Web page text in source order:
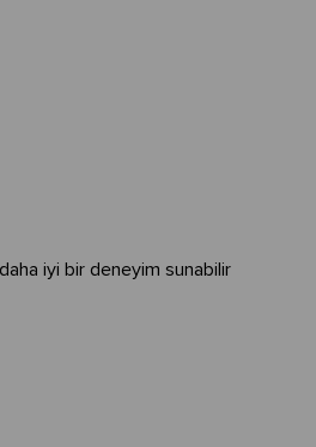
iyi bir deneyim sunabilir